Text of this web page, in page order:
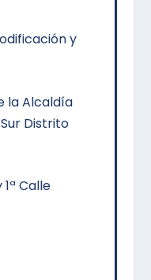
y
la Alcaldía
Distrito
Calle